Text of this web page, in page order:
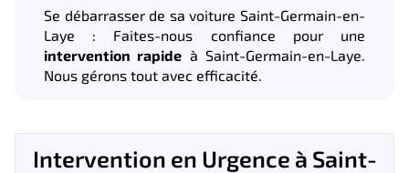
Se débarrasser de sa voiture Saint-Germain-en-
Laye : Faites-nous confiance pour une
intervention rapide à Saint-Germain-en-Laye.
Nous gérons tout avec efficacité.
Intervention en Urgence à Saint-